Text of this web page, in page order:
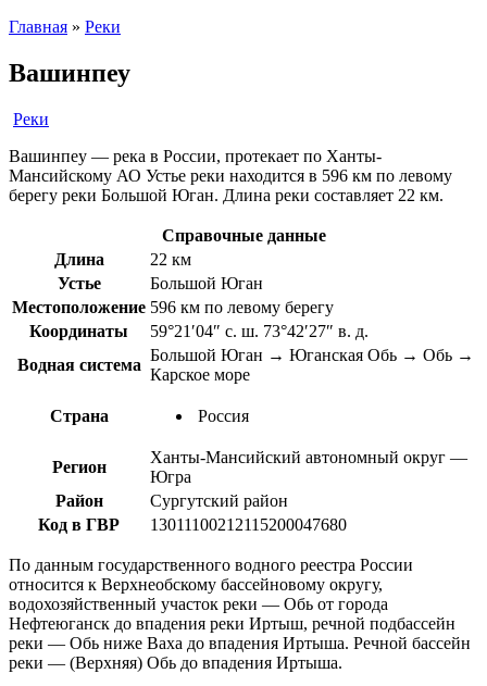
Главная » Реки
Вашинпеу
Реки
Вашинпеу — река в России, протекает по Ханты-
Мансийскому АО Устье реки находится в 596 км по левому
берегу реки Большой Юган. Длина реки составляет 22 км.
Справочные данные
Длина
22 км
Устье
Большой Юган
Местоположение 596 км по левому берегу
Координаты
59°21′04″ с. ш. 73°42′27″ в. д.
Водная система
Большой Юган → Юганская Обь → Обь →
Карское море
Страна Россия
Регион
Ханты-Мансийский автономный округ —
Югра
Район
Сургутский район
Код в ГВР
13011100212115200047680
По данным государственного водного реестра России
относится к Верхнеобскому бассейновому округу,
водохозяйственный участок реки — Обь от города
Нефтеюганск до впадения реки Иртыш, речной подбассейн
реки — Обь ниже Ваха до впадения Иртыша. Речной бассейн
реки — (Верхняя) Обь до впадения Иртыша.